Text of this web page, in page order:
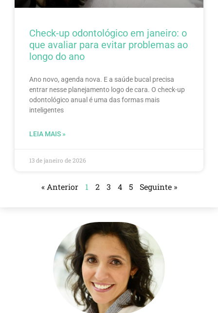
Check-up odontológico em janeiro: o
que avaliar para evitar problemas ao
longo do ano
Ano novo, agenda nova. E a saúde bucal precisa
entrar nesse planejamento logo de cara. O check-up
odontológico anual é uma das formas mais
inteligentes
LEIA MAIS »
13 de janeiro de 2026
« Anterior 1 2 3 4 5 Seguinte »